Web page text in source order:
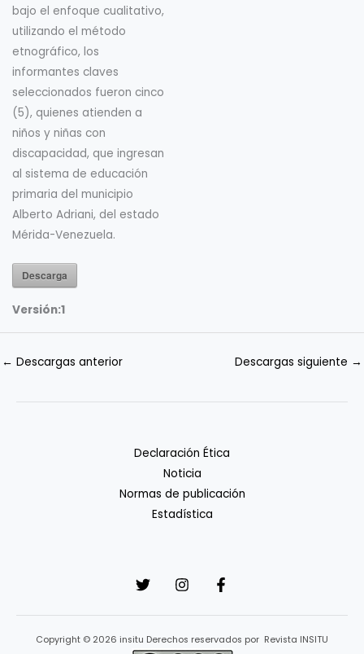
bajo el enfoque cualitativo,
utilizando el método
etnográfico, los
informantes claves
seleccionados fueron cinco
(5), quienes atienden a
niños y niñas con
discapacidad, que ingresan
al sistema de educación
primaria del municipio
Alberto Adriani, del estado
Mérida-Venezuela.
Descarga
Versión:1
← Descargas anterior Descargas siguiente →
Declaración Ética
Noticia
Normas de publicación
Estadística
Copyright © 2026 insitu Derechos reservados por Revista INSITU